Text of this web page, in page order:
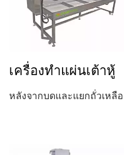
เครื่องทำแผ่นเต้าหู้
หลังจากบดและแยกถั่วเหลื